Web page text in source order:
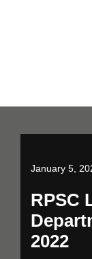
January 5,
RPSC
2022